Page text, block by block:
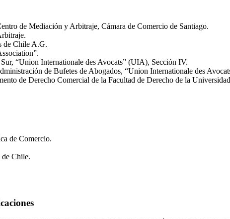
de Mediación y Arbitraje, Cámara de Comercio de Santiago.
de Chile A.G.
“Union Internationale des Avocats” (UIA), Sección IV.
de Bufetes de Abogados, “Union Internationale des
de Derecho Comercial de la Facultad de Derecho de la
de Comercio.
Chile.